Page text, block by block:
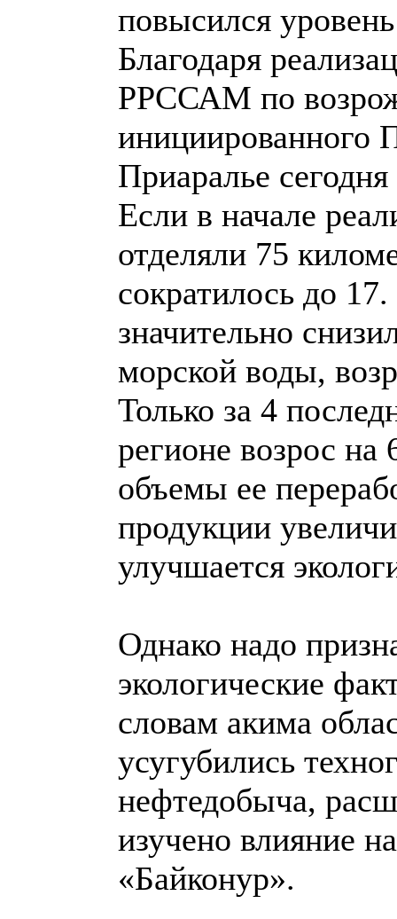
повысился
Благодаря
РРССАМ по
инициированного
Приаралье
Если в начале
отделяли 75
сократилось до
значительно
морской воды,
Только за 4
регионе возрос на
объемы ее
продукции
улучшается
Однако надо
экологические
словам акима
усугубились
нефтедобыча,
изучено влияние
«Байконур».